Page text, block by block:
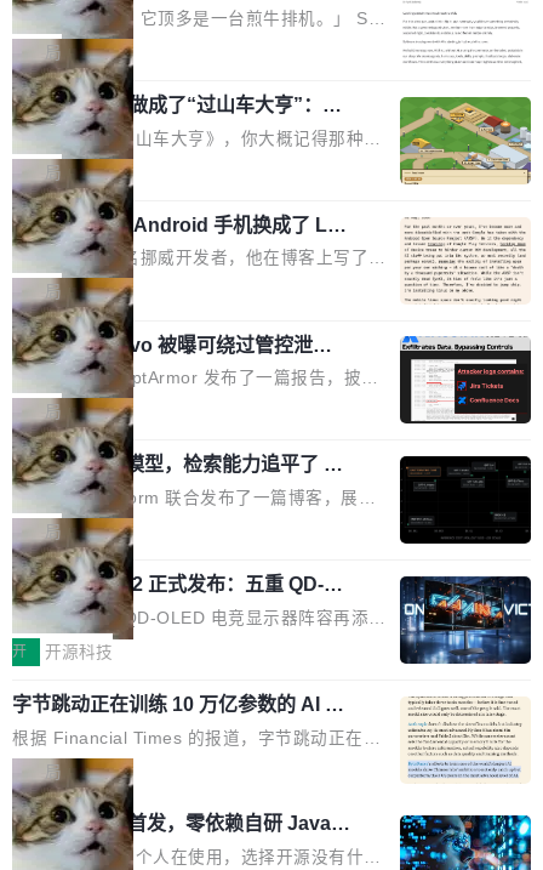
谱？Anthropic 在 1053 名付费用户中做了一项
对照实验，人为审核只抓到了 13.6% 的危险命
令，而自动模式抓到了 89%。自动模式拦截了 8
00 条人类审批通过的指令，人类只拦截了 6 条
自动模式放过的指令。更令人担忧的是，随着会
话变长，人类的检测率从早期的约 17% 下降到
50 轮后的约 5%——人会疲劳，机器不会。 第
二组：出了事有多严重？在 5-6 月标记的...
了厨师
「AI 不是厨师。它顶多是一台煎牛排机。」 Ser
hii Sydorets 写了一篇博客，把 AI 辅助编程比作
煎牛排——任何人都能把肉扔进锅里弄熟，但要
稳定产出真正好的结果，需要真正的理解。机器
能按食谱重复操作、规模化产出，但它不知道你
脑子里到底想要什么，除非你把想法翻译成明确
的需求。 文章的核心论点很简单：AI 让你更
快，但快不等于好。 它能自动化重复劳动、生成
代码起点、解释逻辑，但它经常自信地给出错误
结果——「一块焦炭，上面放了一枝百里香，然
后告诉你这是三分熟。」 判断力仍然是不可替代
的。AI「不能替你定义什么是好，不能决定哪些
取舍可以接受」，也看不出来什么时候结果在技
术上正确、但方向完...
局
他把芯片制造做成了“过山车大亨”：一
个浏览器里的半导体工厂
如果你玩过《过山车大亨》，你大概记得那种俯
瞰视角——小人在公园里走来走去，游乐设施运
转着，一切都在你的注视下运行。现在想象同样
的视角，但公园里不是过山车，而是一座完整的
芯片制造工厂。 这就是 Chip Tycoon。 一个黄
色的小车载着一片硅晶圆，穿过 20 栋建筑，从
石英砂一路走到封装好的芯片。晶圆在每一站都
会发生肉眼可见的变化——长晶体、抛光、涂光
刻胶、蚀刻、离子注入、铜互联。公园中央是一
个环形路线，因为芯片制造需要把光刻流程重复
大约 60 次，每次一层。动画里简化为 4 圈。 整
个项目只有一个 HTML 文件。没有构建步骤，没
有依赖，没有网络请求。屏幕上每个形状都是 C
anvas 上纯手...
局
一名开发者将 Android 手机换成了 Lin
ux，称“AOSP 已死”
Runarcn 是一名挪威开发者，他在博客上写了一
篇文章，标题很直白：《I'm switching my phon
e from Android to Linux》。 他的核心论点很简
单：AOSP（Android Open Source Project）
已经死了。不是技术上死了，而是作为一个真正
的开源项目死了。Google 把越来越多的核心功
能从 AOSP 移到了闭源的 Google Play Service
s 里，设备树和内核源码被厂商锁死，你能看到
代码但你改不了，改了也刷不进去。 为什么 AO
SP 不够用了 Runarcn 列举了几条他离开 Andro
id 的具体理由： Google Pla...
局
Atlassian Rovo 被曝可绕过管控泄露 J
ira 和 Confluence 数据，厂商两个月没
回复
安全公司 PromptArmor 发布了一篇报告，披露
Atlassian 的 AI agent Rovo 存在严重的数据泄
露漏洞：攻击者可以通过 indirect prompt inject
ion（间接提示注入）窃取整个 Atlassian 租户内
的 Jira 工单和 Confluence 文档，全程不需要任
何人工审批。 更值得注意的是，这个漏洞在 5
月 23 日就报告给了 Atlassian，两个多月过去
了，公司除了表示"感谢"并分配了一个 case nu
mber 之外，再没有任何实质性回应。Rovo 至
今仍处于漏洞未修复状态。 攻击链路 攻击链并
不复杂。 受害者给 Rovo 提了一个正...
局
一个 4B 开源模型，检索能力追平了 G
PT-5.6 Sol，成本降到 1/100
Neon 和 Castform 联合发布了一篇博客，展示
了一个惊人的结果：一个 4B 参数的开源模型，
经过 RL 后训练之后，在检索任务上的准确率追
平了 GPT-5.6 Sol，但每次请求的成本只有对方
的 1/100。 具体来说，GPT-5.6 Sol 做一次典型
的多轮搜索请求需要超过 10 秒，端到端成本约
来说，这个速度和成本都"高得让人没法用"。而
4B 开源模型在推理速度上快了几个数量级，成
本低了两三个数量级。 问题在于，小模型开箱即
用时的检索能力确实远不如闭源前沿模型。差距
在哪？就在 RL 后训练。 从 RAG 到 agentic...
局
技嘉 GO27Q32 正式发布：五重 QD-OL
ED 面板加持，320Hz 极速与影院级画
面兼得
技嘉科技旗下 QD-OLED 电竞显示器阵容再添旗
舰新作。GO27Q32 将于 2026 年 9 月 15 日正
nta Tandem 五重发光架构为核心，为高端玩家
打造速度与画质不妥协的沉浸体验。 GO27Q32
搭载三星最新 QD-OLED 面板，采用 5 层串联
式发光结构，并装配全新 ObsidianShield 抗反
射镀膜，黑阶表现提升可达40%，并将表面硬度
由2H升級至3H，画面对比度与强度都提升的同
开 开源科技
字节跳动正在训练 10 万亿参数的 AI 模
型
根据 Financial Times 的报道，字节跳动正在训
练一个 10 万亿参数的 AI 模型，目前处于预训练
阶段。 10 万亿是什么概念？Anthropic 目前最
大的模型 Mythos 5 约 8 万亿参数。DeepSeek
V4-Pro 是 1.6 万亿。月之暗面的 Kimi K3 是 2.
局
wastnet 开源首发，零依赖自研 Java H
TTP/2 框架，性能对标 Undertow !
这个项目一直是个人在使用，选择开源没有什么